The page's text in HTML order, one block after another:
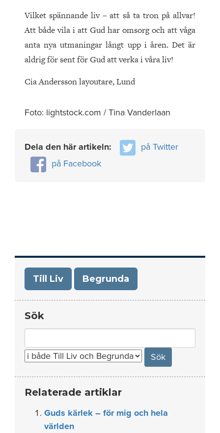
Vilket spännande liv – att så ta tron på allvar!
Att både vila i att Gud har omsorg och att våga
anta nya utmaningar långt upp i åren. Det är
aldrig för sent för Gud att verka i våra liv!
Cia Andersson layoutare, Lund
Foto: lightstock.com / Tina Vanderlaan
Dela den här artikeln:
på Twitter
på Facebook
Till Liv Begrunda
Sök
for:
Relaterade artiklar
Guds kärlek – för mig och hela
världen